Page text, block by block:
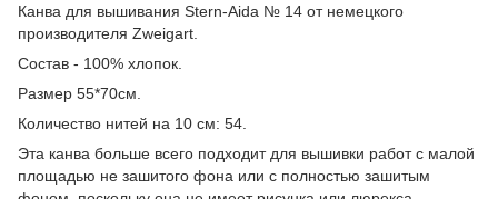
Канва для вышивания Stern-Aida № 14 от немецкого
производителя Zweigart.
Состав - 100% хлопок.
Размер 55*70см.
Количество нитей на 10 см: 54.
Эта канва больше всего подходит для вышивки работ с малой
площадью не зашитого фона или с полностью зашитым